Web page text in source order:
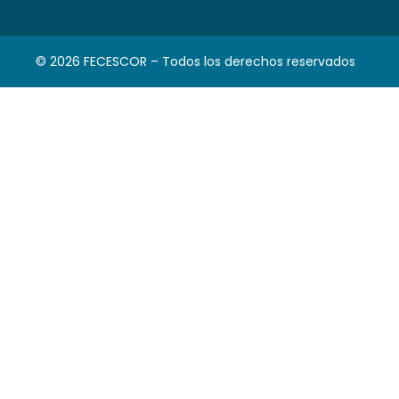
© 2026 FECESCOR – Todos los derechos reservados